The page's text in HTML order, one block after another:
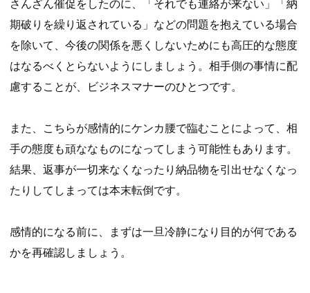
さんざん催促をしたのに、「それでも連絡が来ない」「納
期破りを繰り返されている」などの問題を抱えている場合
を除いて、今後の関係を悪くしないためにも高圧的な態度
はなるべくとらないようにしましょう。相手側の事情に配
慮することが、ビジネスマナーのひとつです。
また、こちらが感情的にケンカ腰で臨むことによって、相
手の態度も頑ななものになってしまう可能性もあります。
結果、返事が一切来なくなったり納品物を引出せなくなっ
たりしてしまっては本末転倒です。
感情的になる前に、まずは一旦冷静になり目的が何である
かを再確認しましょう。